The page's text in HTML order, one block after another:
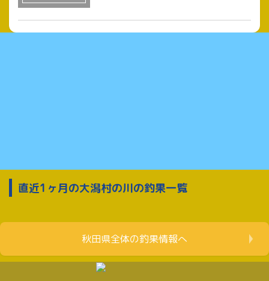
直近1ヶ月の大潟村の川の釣果一覧
秋田県全体の釣果情報へ